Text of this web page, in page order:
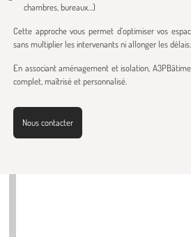
chambres, bureaux…)
Cette approche vous permet d’optimiser vos
sans multiplier les intervenants ni allonger les délais.
En associant aménagement et isolation,
complet, maîtrisé et personnalisé.
Nous contacter